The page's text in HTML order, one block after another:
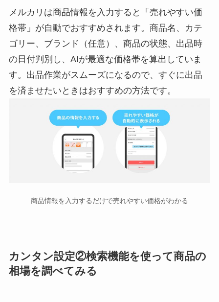
メルカリは商品情報を入力すると「売れやすい価
格帯」が自動でおすすめされます。商品名、カテ
ゴリー、ブランド（任意）、商品の状態、出品時
の日付判別し、AIが最適な価格帯を算出していま
す。出品作業がスムーズになるので、すぐに出品
を済ませたいときはおすすめの方法です。
商品情報を入力するだけで売れやすい価格がわかる
カンタン設定②検索機能を使って商品の
相場を調べてみる